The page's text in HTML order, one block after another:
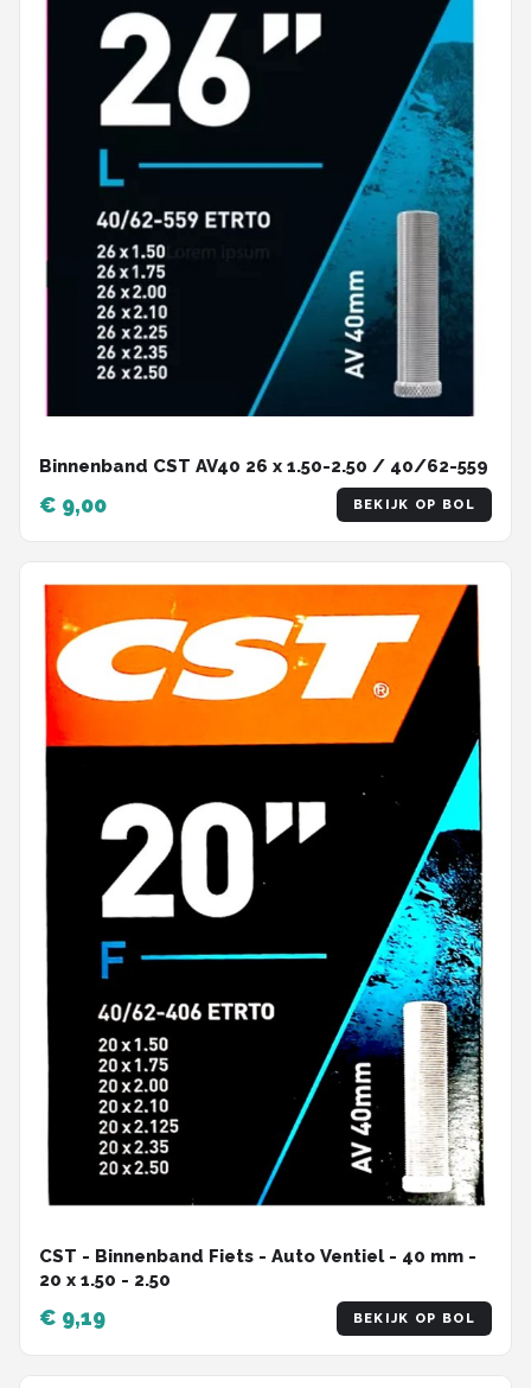
Binnenband CST AV40 26 x 1.50-2.50 / 40/62-559
€ 9,00 BEKIJK OP BOL
CST - Binnenband Fiets - Auto Ventiel - 40 mm -
20 x 1.50 - 2.50
€ 9,19 BEKIJK OP BOL